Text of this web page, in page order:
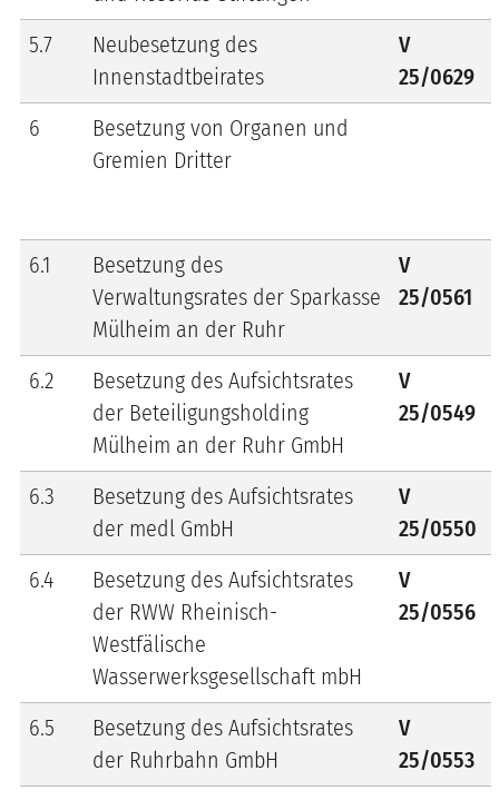
5.7
Neubesetzung des
Innenstadtbeirates
V
25/0629
6
Besetzung von Organen und
Gremien Dritter
6.1
Besetzung des
Verwaltungsrates der Sparkasse
Mülheim an der Ruhr
V
25/0561
6.2
Besetzung des Aufsichtsrates
der Beteiligungsholding
Mülheim an der Ruhr GmbH
V
25/0549
6.3
Besetzung des Aufsichtsrates
der medl GmbH
V
25/0550
6.4
Besetzung des Aufsichtsrates
der RWW Rheinisch-
Westfälische
Wasserwerksgesellschaft mbH
V
25/0556
6.5
Besetzung des Aufsichtsrates
der Ruhrbahn GmbH
V
25/0553